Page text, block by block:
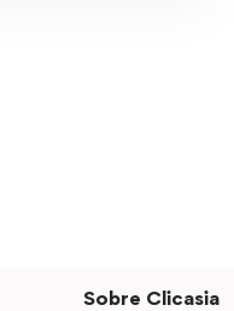
Sobre Clicasia